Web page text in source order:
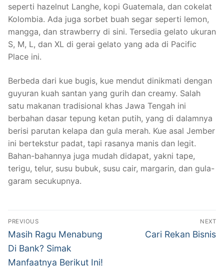
seperti hazelnut Langhe, kopi Guatemala, dan cokelat
Kolombia. Ada juga sorbet buah segar seperti lemon,
mangga, dan strawberry di sini. Tersedia gelato ukuran
S, M, L, dan XL di gerai gelato yang ada di Pacific
Place ini.
Berbeda dari kue bugis, kue mendut dinikmati dengan
guyuran kuah santan yang gurih dan creamy. Salah
satu makanan tradisional khas Jawa Tengah ini
berbahan dasar tepung ketan putih, yang di dalamnya
berisi parutan kelapa dan gula merah. Kue asal Jember
ini bertekstur padat, tapi rasanya manis dan legit.
Bahan-bahannya juga mudah didapat, yakni tape,
terigu, telur, susu bubuk, susu cair, margarin, dan gula-
garam secukupnya.
Post
navigation
PREVIOUS
Previous
post:
Masih Ragu Menabung
Di Bank? Simak
Manfaatnya Berikut Ini!
NEXT
Next
Cari Rekan Bisnis